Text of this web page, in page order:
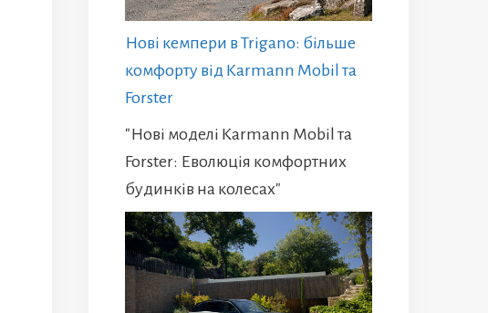
Нові кемпери в Trigano: більше
комфорту від Karmann Mobil та
Forster
"Нові моделі Karmann Mobil та
Forster: Еволюція комфортних
будинків на колесах"